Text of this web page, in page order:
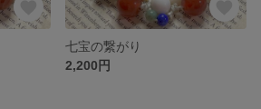
七宝の繋がり
2,200円